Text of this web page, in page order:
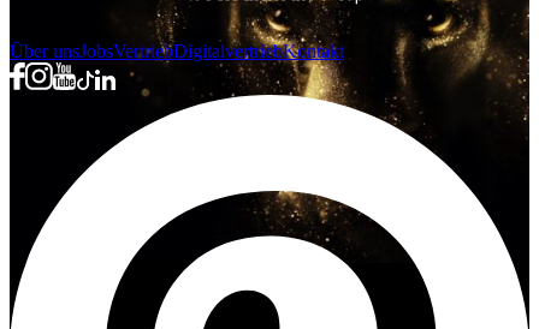
Über unsJobsVertriebDigitalvertriebKontakt